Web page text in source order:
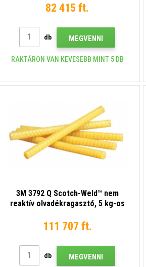
82 415 ft.
db MEGVENNI
RAKTÁRON VAN KEVESEBB MINT 5 DB
3M 3792 Q Scotch-Weld™ nem
reaktív olvadékragasztó, 5 kg-os
111 707 ft.
db MEGVENNI